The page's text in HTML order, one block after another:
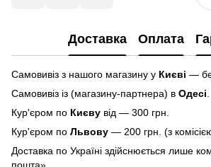
Доставка Оплата
Самовивіз з нашого магазину у Києві —
Самовивіз із (магазину-партнера) в Одесі
Кур'єром по Києву від — 300 грн.
Кур'єром по Львову — 200 грн. (з
Доставка по Україні здійснюється лише